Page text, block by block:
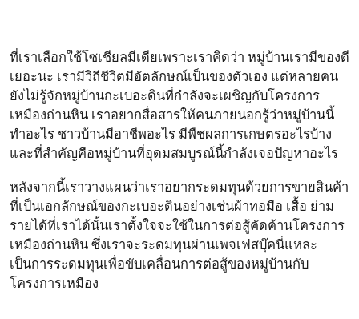
ที่เราเลือกใช้โซเชียลมีเดียเพราะเราคิดว่า หมู่บ้านเรามีของดี
เยอะนะ เรามีวิถีชีวิตมีอัตลักษณ์เป็นของตัวเอง แต่หลายคน
ยังไม่รู้จักหมู่บ้านกะเบอะดินที่กำลังจะเผชิญกับโครงการ
เหมืองถ่านหิน เราอยากสื่อสารให้คนภายนอกรู้ว่าหมู่บ้านนี้
ทำอะไร ชาวบ้านมีอาชีพอะไร มีพืชผลการเกษตรอะไรบ้าง
และที่สำคัญคือหมู่บ้านที่อุดมสมบูรณ์นี้กำลังเจอปัญหาอะไร
หลังจากนี้เราวางแผนว่าเราอยากระดมทุนด้วยการขายสินค้า
ที่เป็นเอกลักษณ์ของกะเบอะดินอย่างเช่นผ้าทอมือ เสื้อ ย่าม
รายได้ที่เราได้นั้นเราตั้งใจจะใช้ในการต่อสู้คัดค้านโครงการ
เหมืองถ่านหิน ซึ่งเราจะระดมทุนผ่านเพจเฟสบุ๊คนี่แหละ
เป็นการระดมทุนเพื่อขับเคลื่อนการต่อสู้ของหมู่บ้านกับ
โครงการเหมือง